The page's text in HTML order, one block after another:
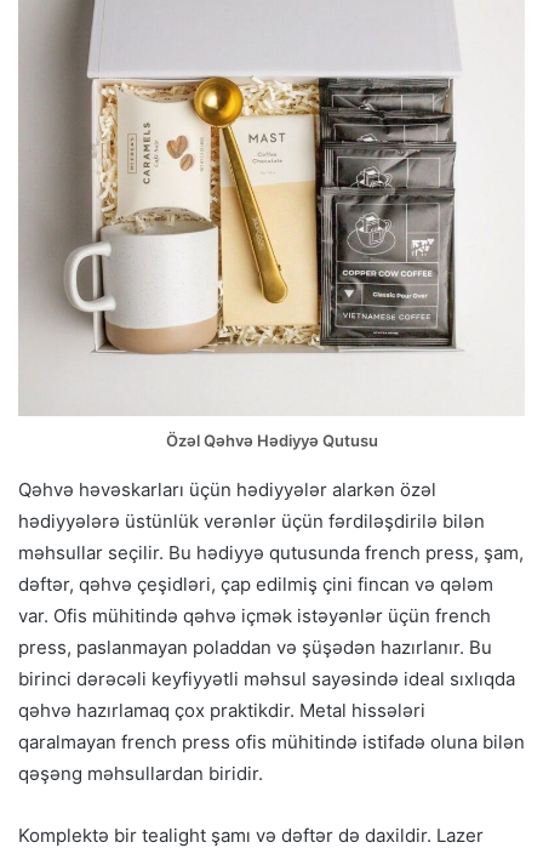
Özəl Qəhvə Hədiyyə Qutusu
Qəhvə həvəskarları üçün hədiyyələr alarkən özəl
hədiyyələrə üstünlük verənlər üçün fərdiləşdirilə bilən
məhsullar seçilir. Bu hədiyyə qutusunda french press, şam,
dəftər, qəhvə çeşidləri, çap edilmiş çini fincan və qələm
var. Ofis mühitində qəhvə içmək istəyənlər üçün french
press, paslanmayan poladdan və şüşədən hazırlanır. Bu
birinci dərəcəli keyfiyyətli məhsul sayəsində ideal sıxlıqda
qəhvə hazırlamaq çox praktikdir. Metal hissələri
qaralmayan french press ofis mühitində istifadə oluna bilən
qəşəng məhsullardan biridir.
Komplektə bir tealight şamı və dəftər də daxildir. Lazer